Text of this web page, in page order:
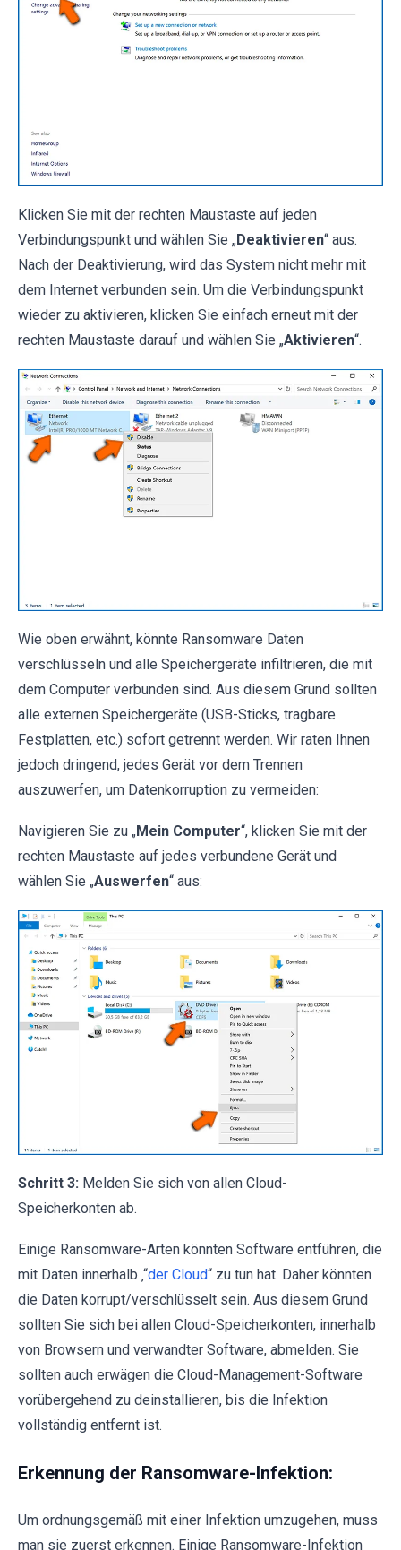
Klicken Sie mit der rechten Maustaste auf jeden
Verbindungspunkt und wählen Sie „Deaktivieren“ aus.
Nach der Deaktivierung, wird das System nicht mehr mit
dem Internet verbunden sein. Um die Verbindungspunkt
wieder zu aktivieren, klicken Sie einfach erneut mit der
rechten Maustaste darauf und wählen Sie „Aktivieren“.
Wie oben erwähnt, könnte Ransomware Daten
verschlüsseln und alle Speichergeräte infiltrieren, die mit
dem Computer verbunden sind. Aus diesem Grund sollten
alle externen Speichergeräte (USB-Sticks, tragbare
Festplatten, etc.) sofort getrennt werden. Wir raten Ihnen
jedoch dringend, jedes Gerät vor dem Trennen
auszuwerfen, um Datenkorruption zu vermeiden:
Navigieren Sie zu „Mein Computer“, klicken Sie mit der
rechten Maustaste auf jedes verbundene Gerät und
wählen Sie „Auswerfen“ aus:
Schritt 3: Melden Sie sich von allen Cloud-
Speicherkonten ab.
Einige Ransomware-Arten könnten Software entführen, die
mit Daten innerhalb ‚“der Cloud“ zu tun hat. Daher könnten
die Daten korrupt/verschlüsselt sein. Aus diesem Grund
sollten Sie sich bei allen Cloud-Speicherkonten, innerhalb
von Browsern und verwandter Software, abmelden. Sie
sollten auch erwägen die Cloud-Management-Software
vorübergehend zu deinstallieren, bis die Infektion
vollständig entfernt ist.
Erkennung der Ransomware-Infektion:
Um ordnungsgemäß mit einer Infektion umzugehen, muss
man sie zuerst erkennen. Einige Ransomware-Infektion